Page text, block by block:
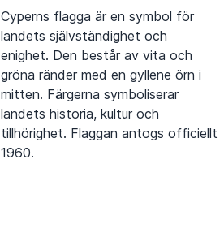
Cyperns flagga är en symbol för
landets självständighet och
enighet. Den består av vita och
gröna ränder med en gyllene örn i
mitten. Färgerna symboliserar
landets historia, kultur och
tillhörighet. Flaggan antogs officiellt
1960.